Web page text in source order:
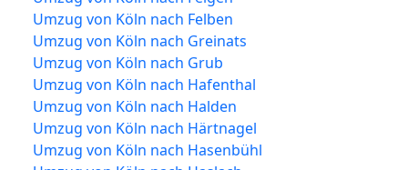
Umzug von Köln nach Felben
Umzug von Köln nach Greinats
Umzug von Köln nach Grub
Umzug von Köln nach Hafenthal
Umzug von Köln nach Halden
Umzug von Köln nach Härtnagel
Umzug von Köln nach Hasenbühl